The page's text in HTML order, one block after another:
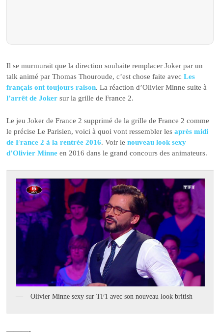
Il se murmurait que la direction souhaite remplacer Joker par un
talk animé par Thomas Thouroude, c’est chose faite avecLes
français ont toujours raison. La réaction d’Olivier Minne suite à
l’arrêt de Joker sur la grille de France 2.
Le jeu Joker de France 2 supprimé de la grille de France 2 comme
le précise Le Parisien, voici à quoi vont ressembler lesaprès midi
de France 2 à la rentrée 2016. Voir lenouveau look sexy
d’Olivier Minne en 2016 dans le grand concours des animateurs.
Olivier Minne sexy sur TF1 avec son nouveau look british
———-